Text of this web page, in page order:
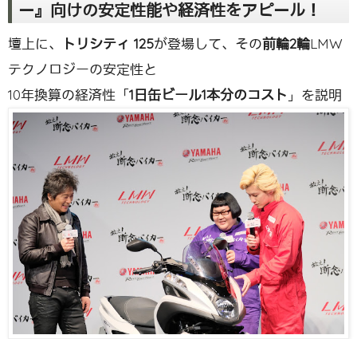
ー』向けの安定性能や経済性をアピール！
壇上に、 トリシティ 125が登場して、その前輪2輪LMW
テクノロジーの安定性と
10年換算の経済性「1日缶ビール1本分のコスト 」を説明